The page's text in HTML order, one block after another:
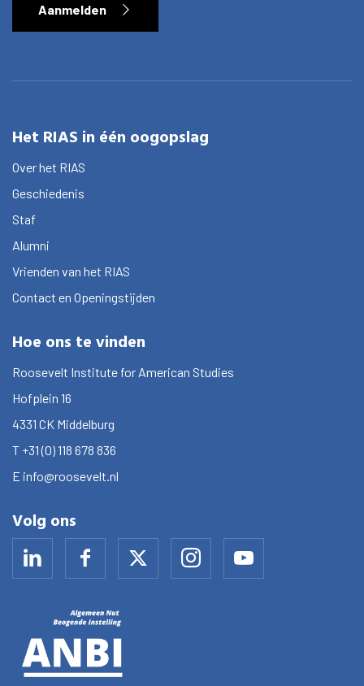
Aanmelden
Het RIAS in één oogopslag
Over het RIAS
Geschiedenis
Staf
Alumni
Vrienden van het RIAS
Contact en Openingstijden
Hoe ons te vinden
Roosevelt Institute for American Studies
Hofplein 16
4331 CK Middelburg
T +31 (0) 118 678 836
E info@roosevelt.nl
Volg ons